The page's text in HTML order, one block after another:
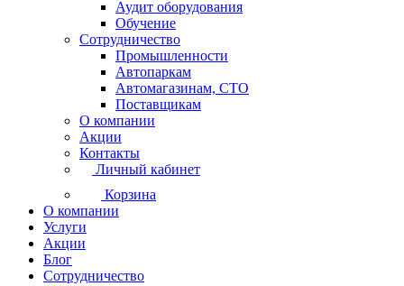
Аудит оборудования
Обучение
Сотрудничество
Промышленности
Автопаркам
Автомагазинам, СТО
Поставщикам
О компании
Акции
Контакты
Личный кабинет
Корзина
О компании
Услуги
Акции
Блог
Сотрудничество